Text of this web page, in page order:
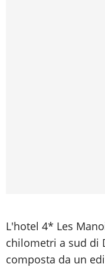
L'hotel 4* Les
chilometri a sud di
composta da un